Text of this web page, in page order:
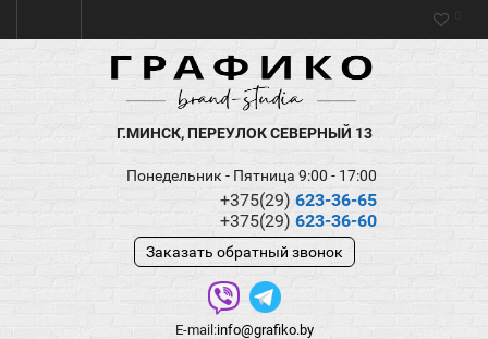
Г.МИНСК, ПЕРЕУЛОК СЕВЕРНЫЙ 13
Понедельник - Пятница 9:00 - 17:00
+375(29) 623-36-65
+375(29) 623-36-60
Заказать обратный звонок
E-mail:info@grafiko.by